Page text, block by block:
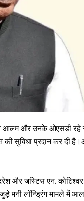
आलम और उनके ओएसडी रहे
की सुविधा प्रदान कर
और जस्टिस एन.
मनी लॉन्ड्रिंग मामले में